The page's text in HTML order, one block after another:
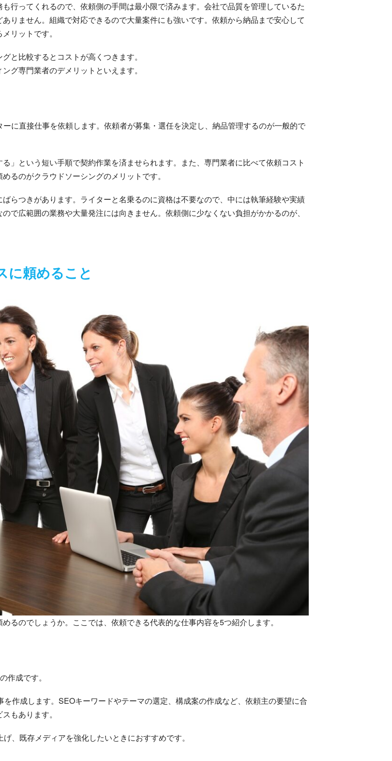
行ってくれるので、依頼側の手間は最小限で済みます。会社で品質を管理しているた
りません。組織で対応できるので大量案件にも強いです。依頼から納品まで安心して
リットです。
と比較するとコストが高くつきます。
グ専門業者のデメリットといえます。
に直接仕事を依頼します。依頼者が募集・選任を決定し、納品管理するのが一般的で
」という短い手順で契約作業を済ませられます。また、専門業者に比べて依頼コスト
るのがクラウドソーシングのメリットです。
らつきがあります。ライターと名乗るのに資格は不要なので、中には執筆経験や実績
で広範囲の業務や大量発注には向きません。依頼側に少なくない負担がかかるのが、
に頼めること
るのでしょうか。ここでは、依頼できる代表的な仕事内容を5つ紹介します。
作成です。
作成します。SEOキーワードやテーマの選定、構成案の作成など、依頼主の要望に合
もあります。
、既存メディアを強化したいときにおすすめです。